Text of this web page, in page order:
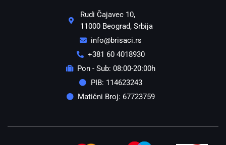
Rudi Čajavec 10,
11000 Beograd, Srbija
info@brisaci.rs
+381 60 4018930
Pon - Sub: 08:00-20:00h
PIB: 114623243
Matični Broj: 67723759